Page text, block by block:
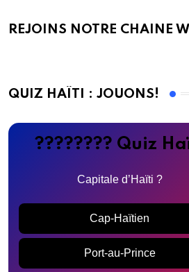
REJOINS NOTRE CHAINE
QUIZ HAÏTI : JOUONS!
???????? Quiz
Capitale d’Haïti ?
Cap-Haïtien
Port-au-Prince